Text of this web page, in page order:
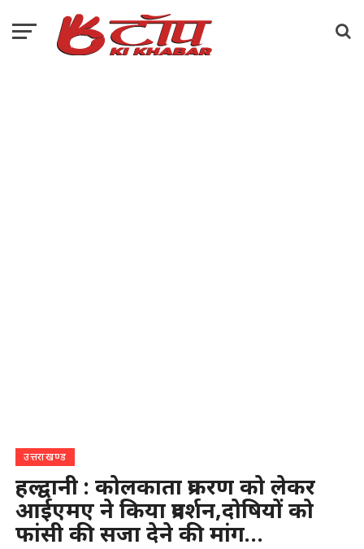
उत्तराखण्ड
हल्द्वानी : कोलकाता प्रकरण को लेकर
आईएमए ने किया प्रदर्शन,दोषियों को
फांसी की सजा देने की मांग…